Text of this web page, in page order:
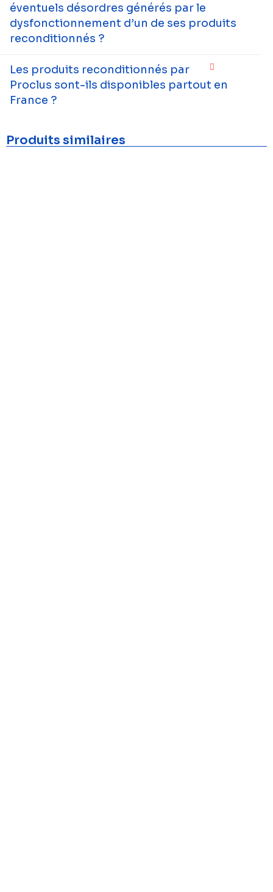
éventuels désordres générés par le
dysfonctionnement d’un de ses produits
reconditionnés ?
Les produits reconditionnés par
Proclus sont-ils disponibles partout en
France ?
Produits similaires